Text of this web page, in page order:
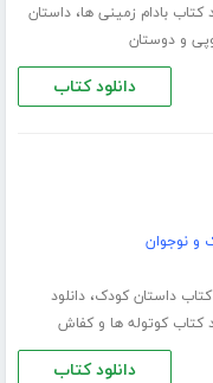
کتاب بادام زمینی ها،داستان
و دوستان
دانلود کتاب
و نوجوان
کتاب داستان کودک،دانلود
کتاب کوتوله ها و کفاش
دانلود کتاب